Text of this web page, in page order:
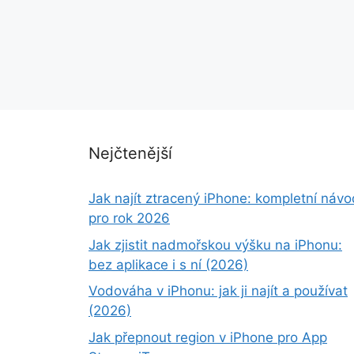
Nejčtenější
Jak najít ztracený iPhone: kompletní
pro rok 2026
Jak zjistit nadmořskou výšku na iPhonu:
bez aplikace i s ní (2026)
Vodováha v iPhonu: jak ji najít a používat
(2026)
Jak přepnout region v iPhone pro App